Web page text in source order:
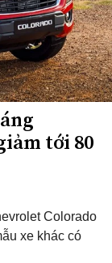
tới 80
Colorado
xe khác có